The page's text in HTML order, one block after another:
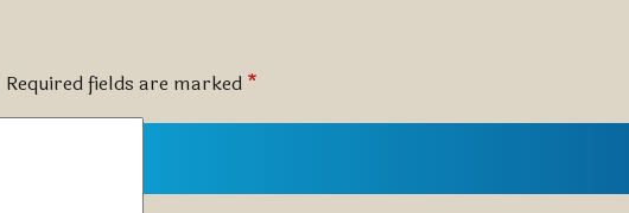
Required fields are marked *